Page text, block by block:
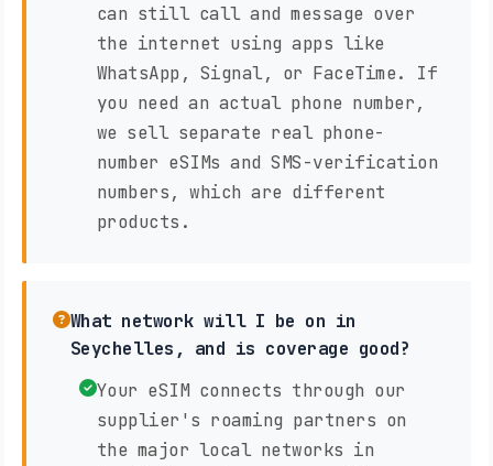
can still call and message over
the internet using apps like
WhatsApp, Signal, or FaceTime. If
you need an actual phone number,
we sell separate real phone-
number eSIMs and SMS-verification
numbers, which are different
products.
What network will I be on in
Seychelles, and is coverage good?
Your eSIM connects through our
supplier's roaming partners on
the major local networks in